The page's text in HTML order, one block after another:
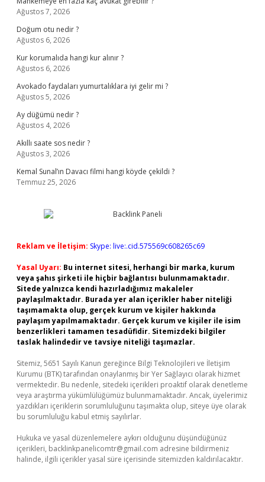
Ağustos 7, 2026
Doğum otu nedir ?
Ağustos 6, 2026
Kur korumalıda hangi kur alınır ?
Ağustos 6, 2026
Avokado faydaları yumurtalıklara iyi gelir mi ?
Ağustos 5, 2026
Ay düğümü nedir ?
Ağustos 4, 2026
Akıllı saate sos nedir ?
Ağustos 3, 2026
Kemal Sunal’ın Davacı filmi hangi köyde çekildi ?
Temmuz 25, 2026
Reklam ve İletişim: Skype: live:.cid.575569c608265c69
Yasal Uyarı: Bu internet sitesi, herhangi bir marka, kurum
veya şahıs şirketi ile hiçbir bağlantısı bulunmamaktadır.
Sitede yalnızca kendi hazırladığımız makaleler
paylaşılmaktadır. Burada yer alan içerikler haber niteliği
taşımamakta olup, gerçek kurum ve kişiler hakkında
paylaşım yapılmamaktadır. Gerçek kurum ve kişiler ile isim
benzerlikleri tamamen tesadüfidir. Sitemizdeki bilgiler
taslak halindedir ve tavsiye niteliği taşımazlar.
Sitemiz, 5651 Sayılı Kanun gereğince Bilgi Teknolojileri ve İletişim
Kurumu (BTK) tarafından onaylanmış bir Yer Sağlayıcı olarak hizmet
vermektedir. Bu nedenle, sitedeki içerikleri proaktif olarak denetleme
veya araştırma yükümlülüğümüz bulunmamaktadır. Ancak, üyelerimiz
yazdıkları içeriklerin sorumluluğunu taşımakta olup, siteye üye olarak
bu sorumluluğu kabul etmiş sayılırlar.
Hukuka ve yasal düzenlemelere aykırı olduğunu düşündüğünüz
içerikleri, backlinkpanelicomtr@gmail.com adresine bildirmeniz
halinde, ilgili içerikler yasal süre içerisinde sitemizden kaldırılacaktır.